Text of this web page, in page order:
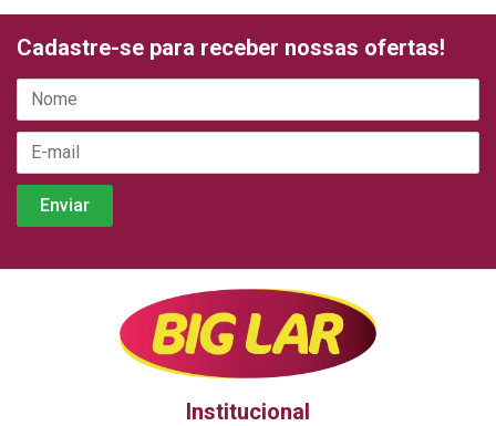
Cadastre-se para receber nossas ofertas!
Institucional